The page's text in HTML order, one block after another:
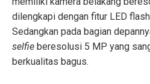
dilengkapi dengan fitur LED
Sedangkan pada bagian
selfie beresolusi 5 MP yang
berkualitas bagus.